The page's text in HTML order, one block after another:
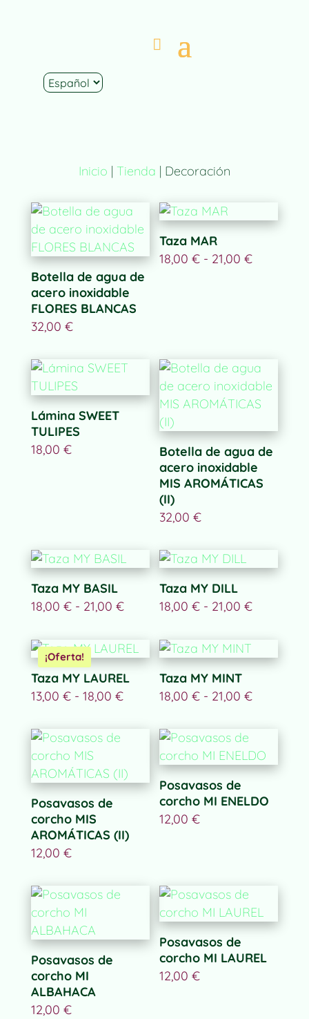
Inicio | Tienda | Decoración
Botella de agua de
acero inoxidable
FLORES BLANCAS
32,00 €
Taza MAR
18,00€ - 21,00€Rango
de
Lámina SWEET
TULIPES
18,00 €
Botella de agua de
acero inoxidable
MIS AROMÁTICAS
(II)
32,00€
Taza MY BASIL
18,00 € - 21,00 €Rango
de
18,00 €
hasta
21,00 €
Taza MY DILL
18,00€ - 21,00€Rango
de
21,00 €
¡Oferta!
Taza MY LAUREL
13,00 € - 18,00 €Rango
de
13,00 €
18,00 €
Taza MY MINT
18,00€ - 21,00€Rango
de
Posavasos de
corcho MIS
AROMÁTICAS (II)
12,00 €
Posavasos de
corcho MI ENELDO
12,00€
Posavasos de
corcho MI
ALBAHACA
12,00 €
Posavasos de
corcho MI LAUREL
12,00€